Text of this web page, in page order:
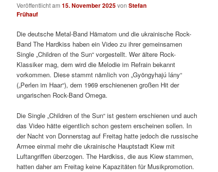
Veröffentlicht am15. November 2025vonStefan
Frühauf
Die deutsche Metal-Band Hämatom und die ukrainische Rock-
Band The Hardkiss haben ein Video zu ihrer gemeinsamen
Single „Children of the Sun“ vorgestellt. Wer ältere Rock-
Klassiker mag, dem wird die Melodie im Refrain bekannt
vorkommen. Diese stammt nämlich von „Gyöngyhajú lány“
(„Perlen im Haar“), dem 1969 erschienenen großen Hit der
ungarischen Rock-Band Omega.
Die Single „Children of the Sun“ ist gestern erschienen und auch
das Video hätte eigentlich schon gestern erscheinen sollen. In
der Nacht von Donnerstag auf Freitag hatte jedoch die russische
Armee einmal mehr die ukrainische Hauptstadt Kiew mit
Luftangriffen überzogen. The Hardkiss, die aus Kiew stammen,
hatten daher am Freitag keine Kapazitäten für Musikpromotion.